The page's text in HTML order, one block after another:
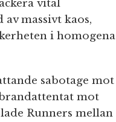
vital
massivt kaos,
i homogena
sabotage mot
mot
Runners mellan